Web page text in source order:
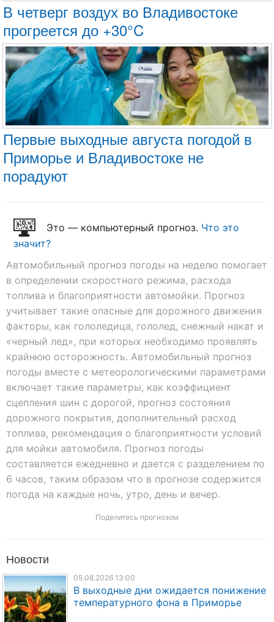
В четверг воздух во Владивостоке
прогреется до +30°C
Первые выходные августа погодой в
Приморье и Владивостоке не
порадуют
Это — компьютерный прогноз. Что это
значит?
Автомобильный прогноз погоды на неделю помогает
в определении скоростного режима, расхода
топлива и благоприятности автомойки. Прогноз
учитывает такие опасные для дорожного движения
факторы, как гололедица, гололед, снежный накат и
«черный лед», при которых необходимо проявлять
крайнюю осторожность. Автомобильный прогноз
погоды вместе с метеорологическими параметрами
включает такие параметры, как коэффициент
сцепления шин с дорогой, прогноз состояния
дорожного покрытия, дополнительный расход
топлива, рекомендация о благоприятности условий
для мойки автомобиля. Прогноз погоды
составляется ежедневно и дается с разделением по
6 часов, таким образом что в прогнозе содержится
погода на каждые ночь, утро, день и вечер.
Поделитесь прогнозом
Новости
05.08.2026 13:00
В выходные дни ожидается понижение
температурного фона в Приморье